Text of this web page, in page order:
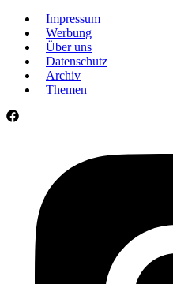
Impressum
Werbung
Über uns
Datenschutz
Archiv
Themen